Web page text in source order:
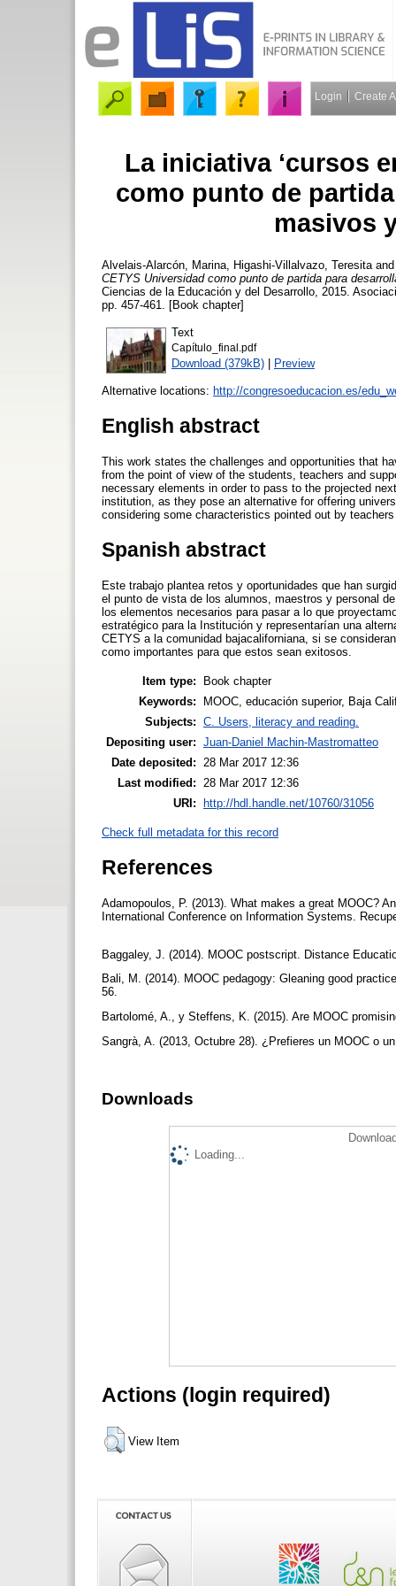
Login Create
La iniciativa ‘cursos
como punto de
masivos
Alvelais-Alarcón, Marina Higashi-Villalvazo, Teresita
CETYS Universidad como punto de partida para
Ciencias de la Educación y del Desarrollo, 2015.
pp. 457-461. [Book chapter]
Text
Capítulo_final.pdf
Download (379kB) | Preview
Alternative locations: http://congresoeducacion.es/
English abstract
This work states the challenges and opportunities that
from the point of view of the students, teachers and
necessary elements in order to pass to the projected
institution, as they pose an alternative for offering
considering some characteristics pointed out by
Spanish abstract
Este trabajo plantea retos y oportunidades que han
el punto de vista de los alumnos, maestros y personal
los elementos necesarios para pasar a lo que
estratégico para la Institución y representarían una
CETYS a la comunidad bajacaliforniana, si se
como importantes para que estos sean exitosos.
Item type:
Book chapter
Keywords:
MOOC, educación superior, Baja
Subjects: C. Users, literacy and reading.
Depositing user: Juan-Daniel Machin-Mastromatteo
Date deposited:
28 Mar 2017 12:36
Last modified:
28 Mar 2017 12:36
URI:
http://hdl.handle.net/10760/31056
Check full metadata for this record
References
Adamopoulos, P. (2013). What makes a great MOOC?
International Conference on Information Systems.
Baggaley, J. (2014). MOOC postscript. Distance
Bali, M. (2014). MOOC pedagogy: Gleaning good
56.
Bartolomé, A., y Steffens, K. (2015). Are MOOC
Sangrà, A. (2013, Octubre 28). ¿Prefieres un MOOC o
Downloads
Loading...
Actions (login required)
View Item